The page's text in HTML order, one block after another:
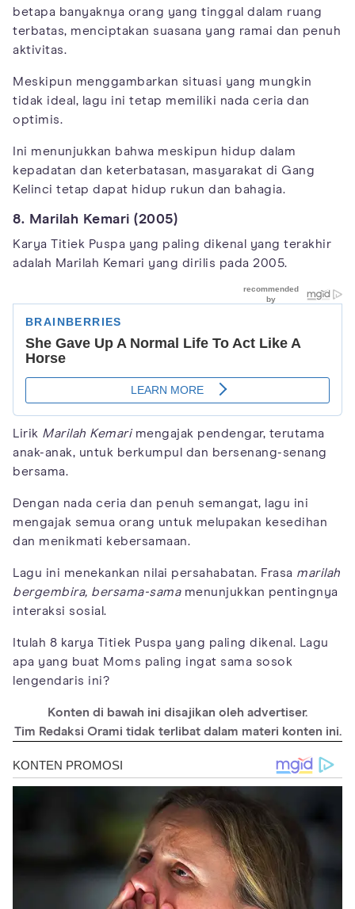
betapa banyaknya orang yang tinggal dalam ruang
terbatas, menciptakan suasana yang ramai dan penuh
aktivitas.
Meskipun menggambarkan situasi yang mungkin
tidak ideal, lagu ini tetap memiliki nada ceria dan
optimis.
Ini menunjukkan bahwa meskipun hidup dalam
kepadatan dan keterbatasan, masyarakat di Gang
Kelinci tetap dapat hidup rukun dan bahagia.
8. Marilah Kemari (2005)
Karya Titiek Puspa yang paling dikenal yang terakhir
adalah Marilah Kemari yang dirilis pada 2005.
Lirik Marilah Kemarimengajak pendengar, terutama
anak-anak, untuk berkumpul dan bersenang-senang
bersama.
Dengan nada ceria dan penuh semangat, lagu ini
mengajak semua orang untuk melupakan kesedihan
dan menikmati kebersamaan.
Lagu ini menekankan nilai persahabatan. Frasa marilah
bergembira, bersama-samamenunjukkan pentingnya
interaksi sosial.
Itulah 8 karya Titiek Puspa yang paling dikenal. Lagu
apa yang buat Moms paling ingat sama sosok
lengendaris ini?
Konten di bawah ini disajikan oleh advertiser.
Tim Redaksi Orami tidak terlibat dalam materi konten ini.